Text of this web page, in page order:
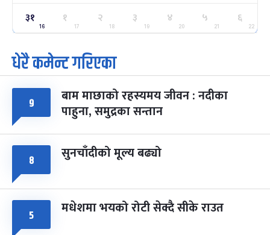
२५
मंगल
ग्याल्पो ल्होसार
फाल्गुन २५, २०८३ Mar 9, 2027
७ महिना बाँकी
७
आइत
पूर्णिमा व्रत
चैत्र ७, २०८३-Mar 21, 2027
८ फागुपूर्णिमा
चैत्र ८, २०८३-Mar 22, 2027
७ महिना बाँकी
३१
16
१
17
२
18
३
19
४
20
५
21
६
22
धेरै कमेन्ट गरिएका
९ बाम माछाको रहस्यमय जीवन : नदीका
पाहुना, समुद्रका सन्तान
८ सुनचाँदीको मूल्य बढ्यो
५ मधेशमा भयको रोटी सेक्दै सीके राउत